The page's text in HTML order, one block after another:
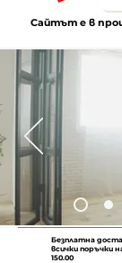
Сайтът е в
Безплатна
всички поръчки
150.00